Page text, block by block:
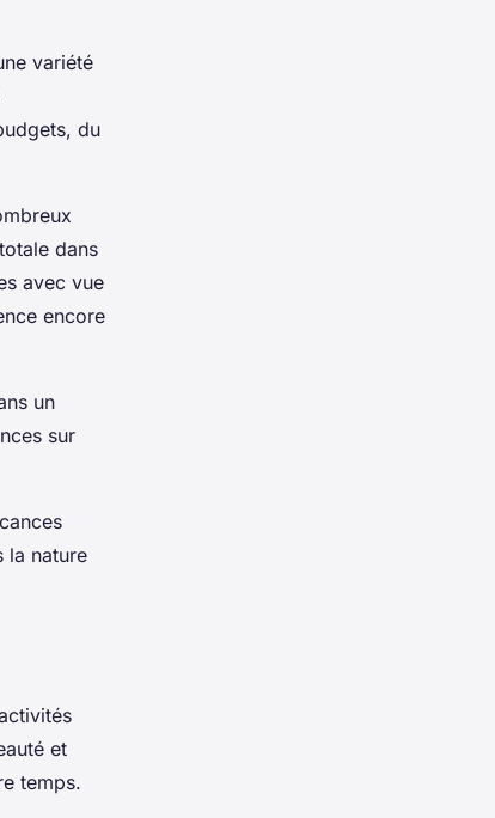
variété
du
dans
avec vue
encore
un
sur
la nature
et
temps.